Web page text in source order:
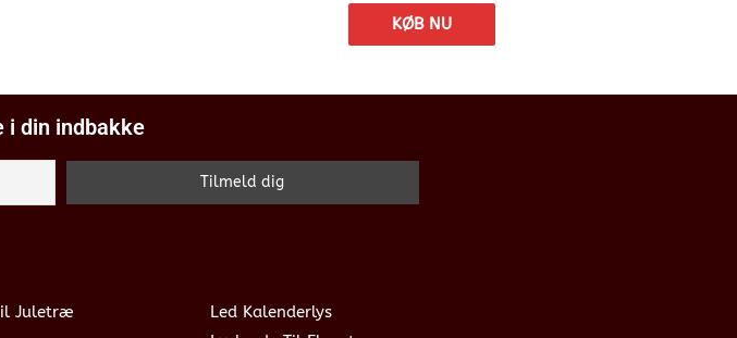
KØB NU
i din indbakke
Juletræ
Led Kalenderlys